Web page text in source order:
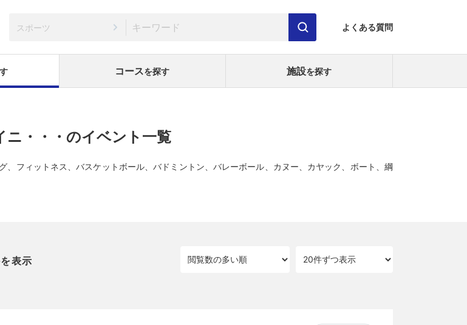
よくある質問
スポーツ
コースを探す 施設を探す
ニ・・・のイベント一覧
フィットネス、バスケットボール、バドミントン、バレーボール、カヌー、カヤック、ボート、綱
表示